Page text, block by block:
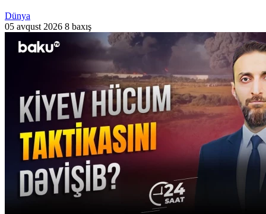
Dünya
05 avqust 2026 8 baxış